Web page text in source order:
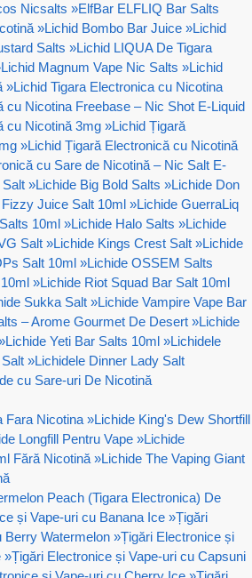
Nicsalts »ElfBar ELFLIQ Bar Salts
»Lichid Bombo Bar Juice »Lichid
Salts »Lichid LIQUA De Tigara
Lichid Magnum Vape Nic Salts »Lichid
»Lichid Tigara Electronica cu Nicotina
cu Nicotina Freebase – Nic Shot E-Liquid
cu Nicotină 3mg »Lichid Țigară
»Lichid Țigară Electronică cu Nicotină
cu Sare de Nicotină – Nic Salt E-
»Lichide Big Bold Salts »Lichide Don
Fizzy Juice Salt 10ml »Lichide GuerraLiq
10ml »Lichide Halo Salts »Lichide
Salt »Lichide Kings Crest Salt »Lichide
Salt 10ml »Lichide OSSEM Salts
»Lichide Riot Squad Bar Salt 10ml
Sukka Salt »Lichide Vampire Vape Bar
– Arome Gourmet De Desert »Lichide
Lichide Yeti Bar Salts 10ml »Lichidele
»Lichidele Dinner Lady Salt
cu Sare-uri De Nicotină
Fara Nicotina »Lichide King's Dew Shortfill
Longfill Pentru Vape »Lichide
Fără Nicotină »Lichide The Vaping Giant
Peach (Tigara Electronica) De
și Vape-uri cu Banana Ice »Țigări
Berry Watermelon »Țigări Electronice și
»Țigări Electronice și Vape-uri cu Capsuni